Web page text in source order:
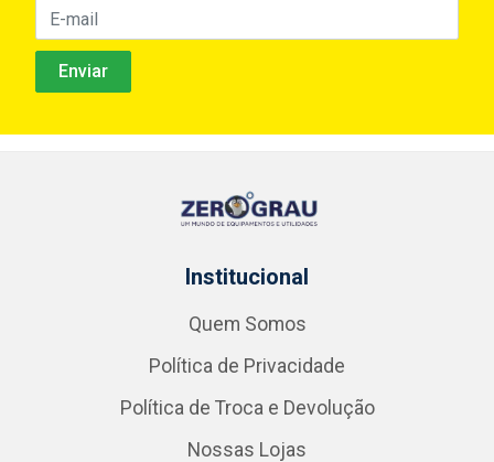
Institucional
Quem Somos
Política de Privacidade
Política de Troca e Devolução
Nossas Lojas